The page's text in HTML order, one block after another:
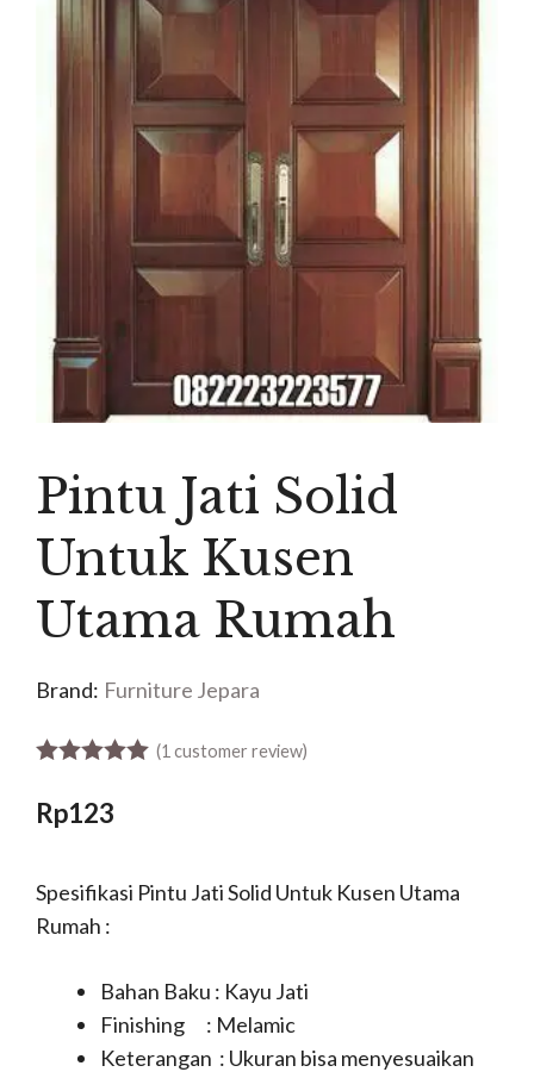
Pintu Jati Solid
Untuk Kusen
Utama Rumah
Brand: Furniture Jepara
(1 customer review)
Rp123
Spesifikasi Pintu Jati Solid Untuk Kusen Utama
Rumah :
Bahan Baku : Kayu Jati
Finishing : Melamic
Keterangan : Ukuran bisa menyesuaikan